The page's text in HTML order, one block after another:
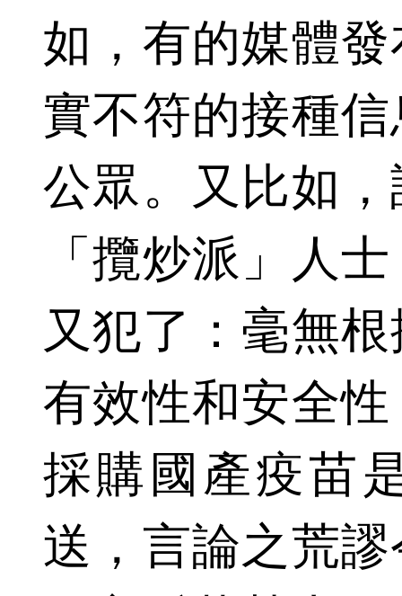
如，有的媒體
實不符的接種
公眾。又比如
「攬炒派」人
又犯了：毫無
有效性和安全
採購國產疫苗
送，言論之荒